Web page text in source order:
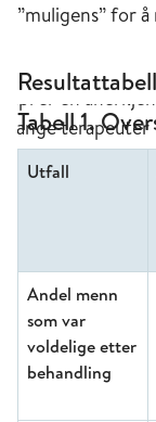
”muligens” for
Resultattabell
Tabell 1.
Utfall
Andel menn
som var
voldelige etter
behandling